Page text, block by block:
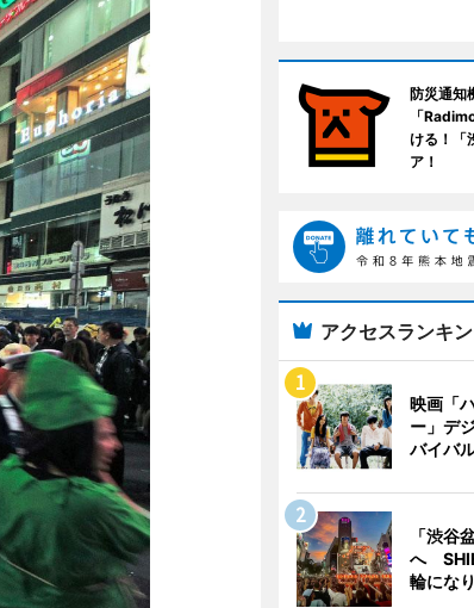
防災通知
「
ける！「
ア！
アクセスランキ
映画「
ー」デ
バイバ
「渋谷
へ
輪にな